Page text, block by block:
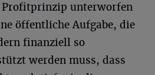
Profitprinzip unterworfen
öffentliche Aufgabe, die
finanziell so
werden muss, dass